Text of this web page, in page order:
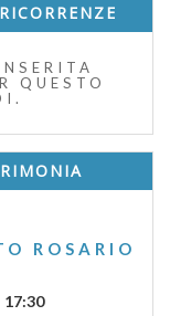
QUESTO
ROSARIO
17:30